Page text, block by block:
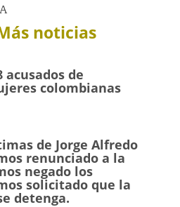
noticias
acusados de
colombianas
de Jorge Alfredo
renunciado a la
negado los
solicitado que la
detenga.